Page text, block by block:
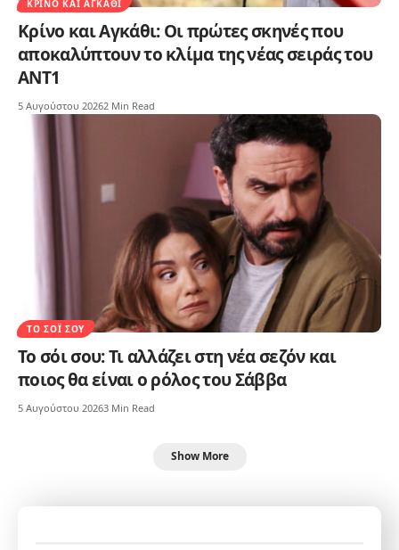
ΚΡΊΝΟ ΚΑΙ ΑΓΚΆΘΙ
Κρίνο και Αγκάθι: Οι πρώτες σκηνές που
αποκαλύπτουν το κλίμα της νέας σειράς του
ΑΝΤ1
5 Αυγούστου 20262 Min Read
ΤΟ ΣΌΙ ΣΟΥ
Το σόι σου: Τι αλλάζει στη νέα σεζόν και
ποιος θα είναι ο ρόλος του Σάββα
5 Αυγούστου 20263 Min Read
Show More